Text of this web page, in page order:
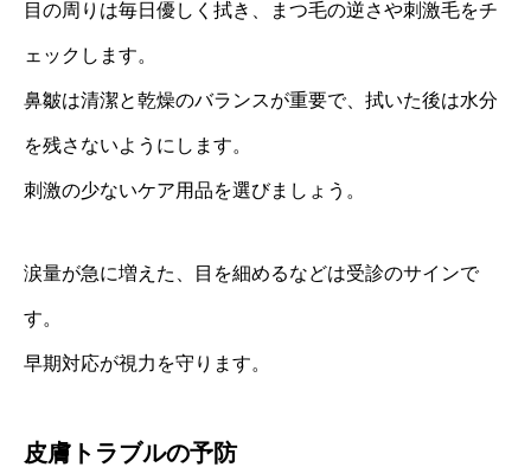
目の周りは毎日優しく拭き、まつ毛の逆さや刺激毛をチ
ェックします。
鼻皺は清潔と乾燥のバランスが重要で、拭いた後は水分
を残さないようにします。
刺激の少ないケア用品を選びましょう。
涙量が急に増えた、目を細めるなどは受診のサインで
す。
早期対応が視力を守ります。
皮膚トラブルの予防